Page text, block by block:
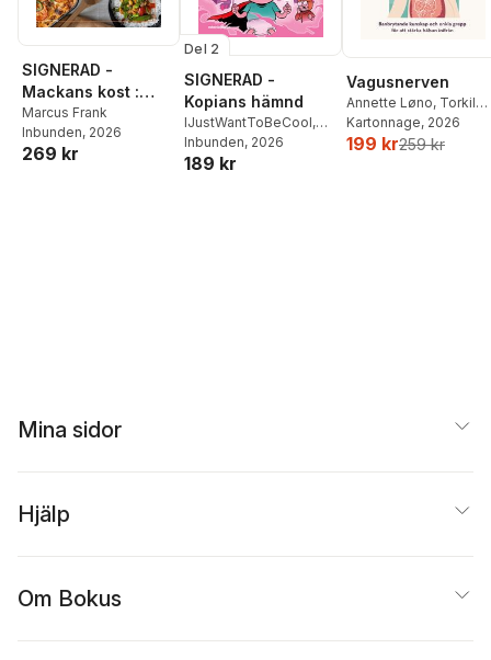
SIGNERAD -
Mackans kost :
Middagar och
matlådor
Marcus Frank
Inbunden, 2026
269 kr
Del 2
SIGNERAD -
Kopians hämnd
IJustWantToBeCool,
Joel Adolphson
Ejdemo Beer
Inbunden, 2026
189 kr
Vagusnerven
Annette Løno, Torkil
Færø
Kartonnage, 2026
199 kr259 kr
Mina sidor
Hjälp
Om Bokus